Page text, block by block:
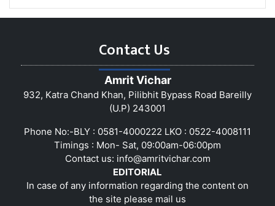
Contact Us
Amrit Vichar
932, Katra Chand Khan, Pilibhit Bypass Road Bareilly
(U.P) 243001
Phone No:-BLY : 0581-4000222 LKO : 0522-4008111
Timings : Mon- Sat, 09:00am-06:00pm
Contact us: info@amritvichar.com
EDITORIAL
In case of any information regarding the content on
the site please mail us